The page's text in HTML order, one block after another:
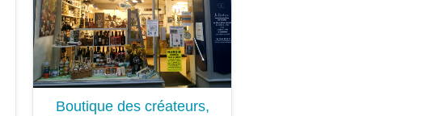
Boutique des créateurs,